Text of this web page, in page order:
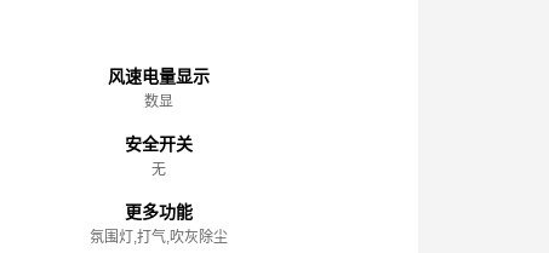
风速电量显示
数显
安全开关
无
更多功能
氛围灯,打气,吹灰除尘